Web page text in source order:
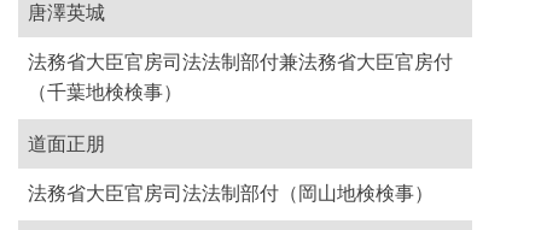
唐澤英城
法務省大臣官房司法法制部付兼法務省大臣官房付
（千葉地検検事）
道面正朋
法務省大臣官房司法法制部付（岡山地検検事）